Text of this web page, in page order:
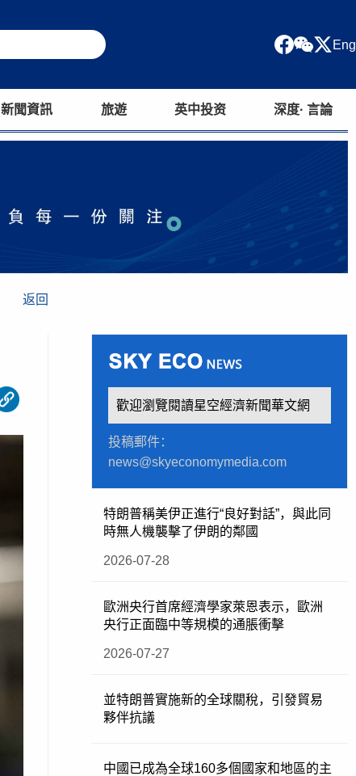
Eng
新聞資訊 旅遊 英中投资 深度· 言論
返回
歡迎瀏覽閱讀星空經濟新聞華文網
投稿郵件：
news@skyeconomymedia.com
特朗普稱美伊正進行“良好對話”，與此同
時無人機襲擊了伊朗的鄰國
2026-07-28
歐洲央行首席經濟學家萊恩表示，歐洲
央行正面臨中等規模的通脹衝擊
2026-07-27
並特朗普實施新的全球關稅，引發貿易
夥伴抗議
中國已成為全球160多個國家和地區的主